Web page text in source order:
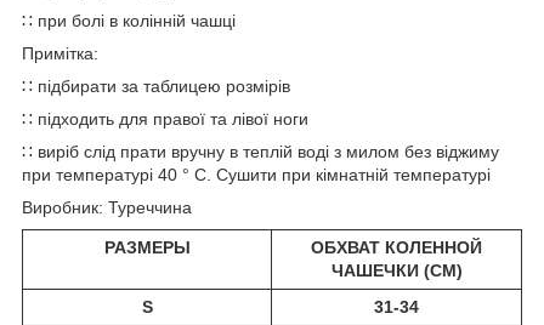
∷ при болі в колінній чашці
Примітка:
∷ підбирати за таблицею розмірів
∷ підходить для правої та лівої ноги
∷ виріб слід прати вручну в теплій воді з милом без віджиму
при температурі 40 ° C. Сушити при кімнатній температурі
Виробник: Туреччина
РАЗМЕРЫ
ОБХВАТ КОЛЕННОЙ
ЧАШЕЧКИ (CM)
S
31-34